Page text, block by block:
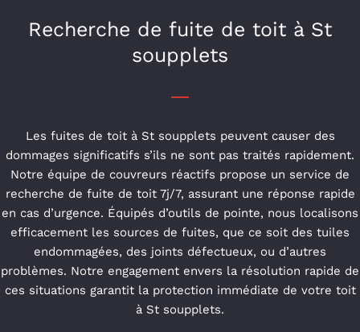
Recherche de fuite de toit à St
soupplets
Les fuites de toit à St soupplets peuvent causer des
dommages significatifs s’ils ne sont pas traités rapidement.
Notre équipe de couvreurs réactifs propose un service de
recherche de fuite de toit 7j/7, assurant une réponse rapide
en cas d’urgence. Équipés d’outils de pointe, nous localisons
efficacement les sources de fuites, que ce soit des tuiles
endommagées, des joints défectueux, ou d’autres
problèmes. Notre engagement envers la résolution rapide de
ces situations garantit la protection immédiate de votre toit
à St soupplets.